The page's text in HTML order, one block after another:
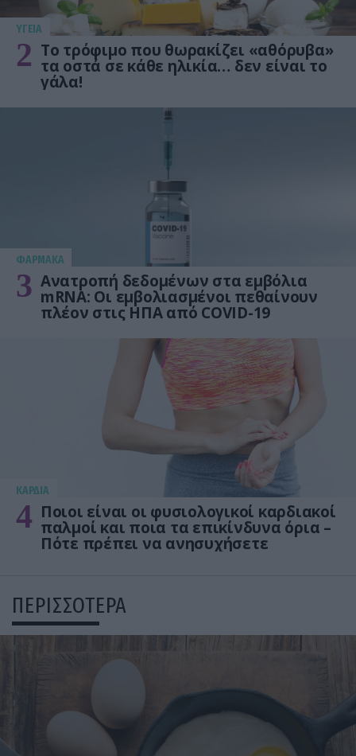
ΥΓΕΙΑ
2 Το τρόφιμο που θωρακίζει «αθόρυβα»
τα οστά σε κάθε ηλικία… δεν είναι το
γάλα!
ΦΑΡΜΑΚΑ
3 Ανατροπή δεδομένων στα εμβόλια
mRNA: Οι εμβολιασμένοι πεθαίνουν
πλέον στις ΗΠΑ από COVID-19
KΑΡΔΙΑ
4 Ποιοι είναι οι φυσιολογικοί καρδιακοί
παλμοί και ποια τα επικίνδυνα όρια –
Πότε πρέπει να ανησυχήσετε
ΠΕΡΙΣΣΟΤΕΡΑ